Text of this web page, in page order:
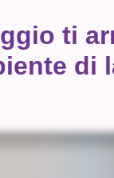
ti